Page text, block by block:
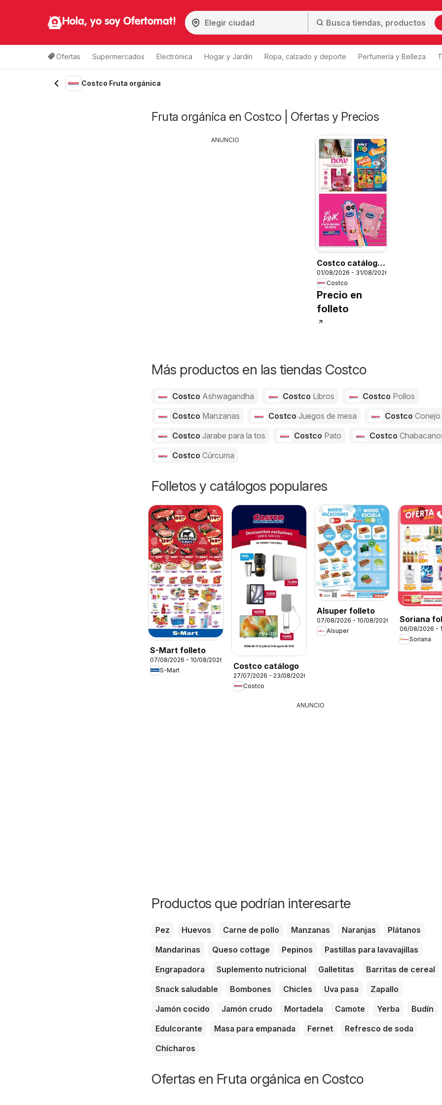
Hola, yo soy Ofertomat!
Ofertas Supermercados Electrónica Hogar y Jardín Ropa, calzado y deporte Perfumería y Belleza
Costco Fruta orgánica
Fruta orgánica en Costco | Ofertas y Precios
ANUNCIO
Costco catálogo
Agosto
01/08/2026 - 31/08/2026
Costco
Precio en
folleto
Más productos en las tiendas Costco
Costco Ashwagandha Costco Libros Costco Pollos
Costco Manzanas Costco Juegos de mesa CostcoConejo
Costco Jarabe para la tos Costco Pato Costco
Costco Cúrcuma
Folletos y catálogos populares
S-Mart folleto
07/08/2026 - 10/08/2026
S-Mart
Costco catálogo
27/07/2026 - 23/08/2026
Costco
Alsuper folleto
07/08/2026 - 10/08/2026
Alsuper
Soriana
06/08/2026 -
Soriana
ANUNCIO
Productos que podrían interesarte
Pez Huevos Carne de pollo Manzanas Naranjas
Plátanos
Mandarinas
Queso cottage Pepinos
Pastillas para lavavajillas
Engrapadora
Suplemento nutricional Galletitas
Barritas de cereal
Snack saludable
Bombones Chicles Uva pasa
Zapallo
Jamón cocido
Jamón crudo Mortadela Camote Yerba
Budín
Edulcorante
Masa para empanada Fernet
Refresco de soda
Chícharos
Ofertas en Fruta orgánica en Costco